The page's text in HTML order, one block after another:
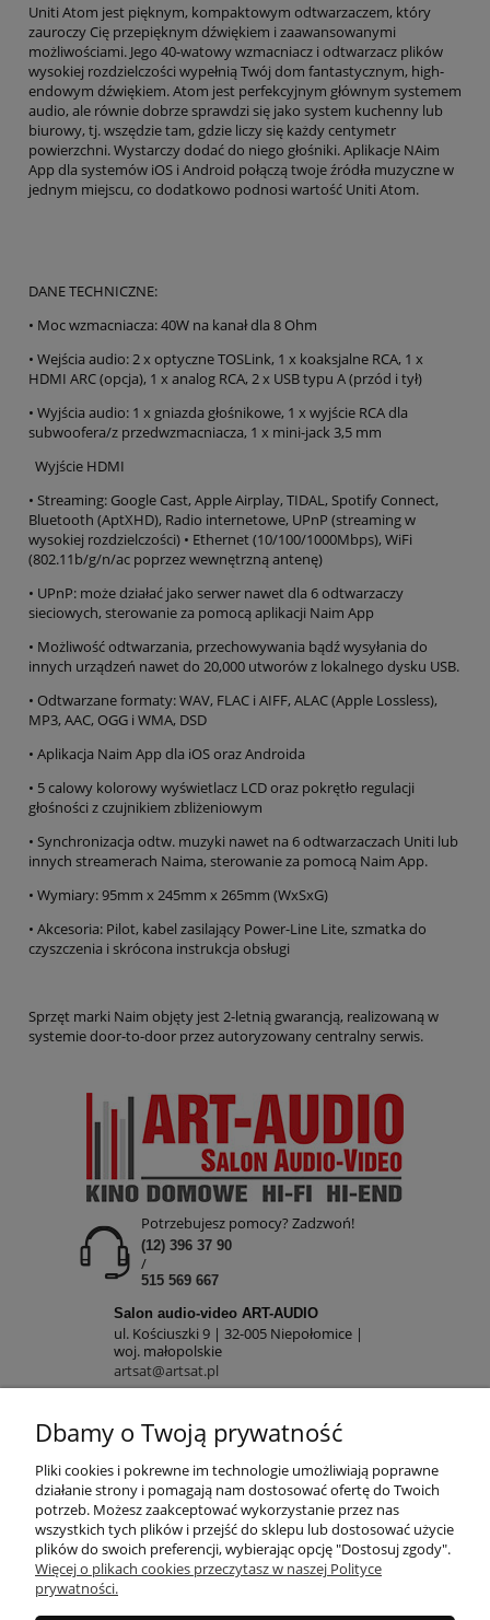
Uniti Atom jest pięknym, kompaktowym odtwarzaczem, który
zauroczy Cię przepięknym dźwiękiem i zaawansowanymi
możliwościami. Jego 40-watowy wzmacniacz i odtwarzacz plików
wysokiej rozdzielczości wypełnią Twój dom fantastycznym, high-
endowym dźwiękiem. Atom jest perfekcyjnym głównym systemem
audio, ale równie dobrze sprawdzi się jako system kuchenny lub
biurowy, tj. wszędzie tam, gdzie liczy się każdy centymetr
powierzchni. Wystarczy dodać do niego głośniki. Aplikacje NAim
App dla systemów iOS i Android połączą twoje źródła muzyczne w
jednym miejscu, co dodatkowo podnosi wartość Uniti Atom.
DANE TECHNICZNE:
• Moc wzmacniacza: 40W na kanał dla 8 Ohm
• Wejścia audio: 2 x optyczne TOSLink, 1 x koaksjalne RCA, 1 x
HDMI ARC (opcja), 1 x analog RCA, 2 x USB typu A (przód i tył)
• Wyjścia audio: 1 x gniazda głośnikowe, 1 x wyjście RCA dla
subwoofera/z przedwzmacniacza, 1 x mini-jack 3,5 mm
Wyjście HDMI
• Streaming: Google Cast, Apple Airplay, TIDAL, Spotify Connect,
Bluetooth (AptXHD), Radio internetowe, UPnP (streaming w
wysokiej rozdzielczości) • Ethernet (10/100/1000Mbps), WiFi
(802.11b/g/n/ac poprzez wewnętrzną antenę)
• UPnP: może działać jako serwer nawet dla 6 odtwarzaczy
sieciowych, sterowanie za pomocą aplikacji Naim App
• Możliwość odtwarzania, przechowywania bądź wysyłania do
innych urządzeń nawet do 20,000 utworów z lokalnego dysku USB.
• Odtwarzane formaty: WAV, FLAC i AIFF, ALAC (Apple Lossless),
MP3, AAC, OGG i WMA, DSD
• Aplikacja Naim App dla iOS oraz Androida
• 5 calowy kolorowy wyświetlacz LCD oraz pokrętło regulacji
głośności z czujnikiem zbliżeniowym
• Synchronizacja odtw. muzyki nawet na 6 odtwarzaczach Uniti lub
innych streamerach Naima, sterowanie za pomocą Naim App.
• Wymiary: 95mm x 245mm x 265mm (WxSxG)
• Akcesoria: Pilot, kabel zasilający Power-Line Lite, szmatka do
czyszczenia i skrócona instrukcja obsługi
Sprzęt marki Naim objęty jest 2-letnią gwarancją, realizowaną w
systemie door-to-door przez autoryzowany centralny serwis.
Potrzebujesz pomocy? Zadzwoń!
(12) 396 37 90
/
515 569 667
Salon audio-video ART-AUDIO
ul. Kościuszki 9 | 32-005 Niepołomice |
woj. małopolskie
artsat@artsat.pl
NIP: 6782225502 | REGON: 120645712
POMOC
MOJE KONTO
Dbamy o Twoją prywatność
Pliki cookies i pokrewne im technologie umożliwiają poprawne
działanie strony i pomagają nam dostosować ofertę do Twoich
potrzeb. Możesz zaakceptować wykorzystanie przez nas
wszystkich tych plików i przejść do sklepu lub dostosować użycie
plików do swoich preferencji, wybierając opcję "Dostosuj zgody".
Więcej o plikach cookies przeczytasz w naszej Polityce
prywatności.